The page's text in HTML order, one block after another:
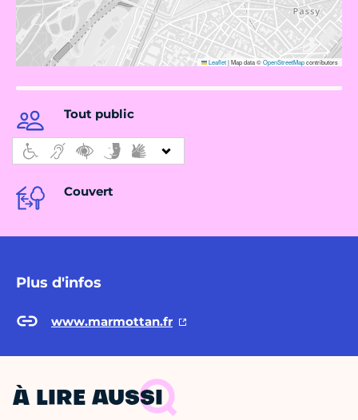
Leaflet|Map data ©OpenStreetMapcontributors
Tout public
Couvert
Plus d'infos
www.marmottan.fr
À LIRE AUSSI